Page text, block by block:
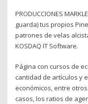
PRODUCCIONES
guarda) tus propios
patrones de velas
KOSDAQ IT Software.
Página con cursos de
cantidad de artículos y
económicos, entre
casos, los ratios de